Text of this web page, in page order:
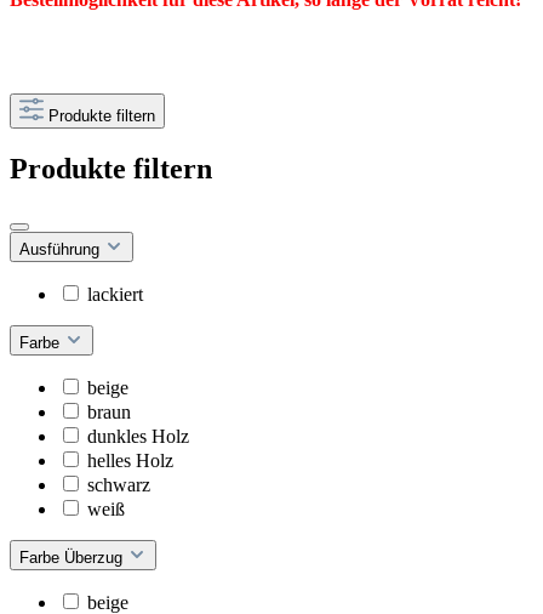
Produkte filtern
Produkte filtern
Ausführung
lackiert
Farbe
beige
braun
dunkles Holz
helles Holz
schwarz
weiß
Farbe Überzug
beige